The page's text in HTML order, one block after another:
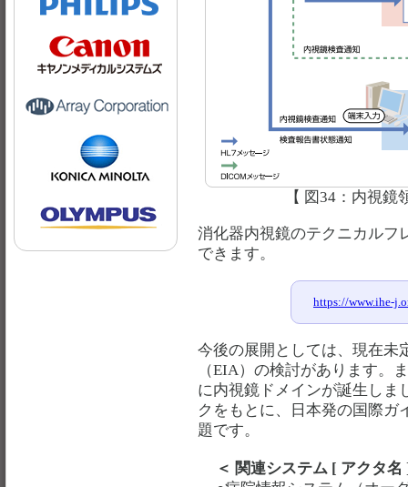
【 図34：内視
消化器内視鏡のテクニカルフ
できます。
https://www.ihe-
今後の展開としては、現在未
（EIA）の検討があります。
に内視鏡ドメインが誕生しま
クをもとに、日本発の国際ガ
題です。
＜ 関連システム [ アクタ名